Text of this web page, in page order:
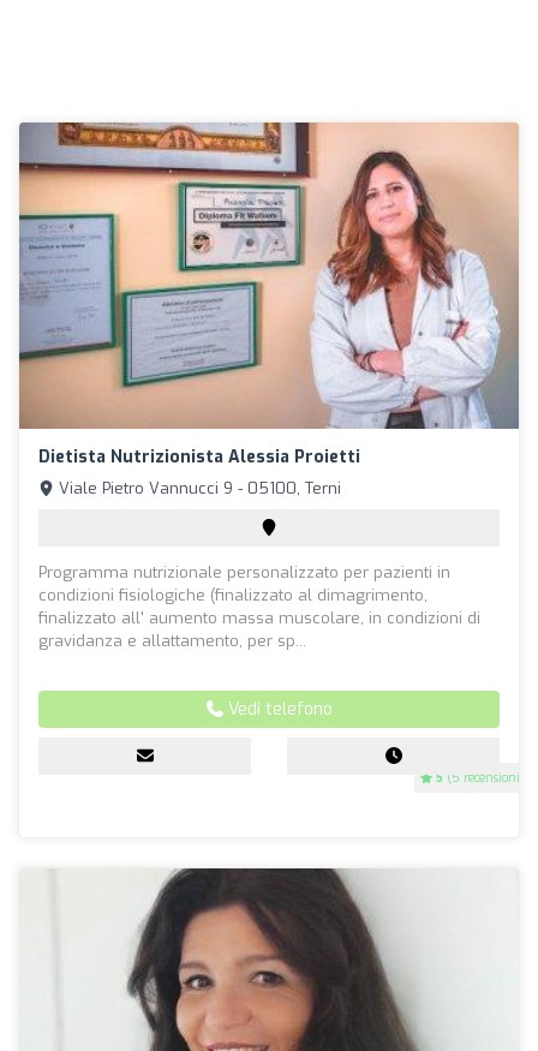
Dietista Nutrizionista Alessia Proietti
5 (5 recensioni)
Viale Pietro Vannucci 9 - 05100, Terni
Programma nutrizionale personalizzato per pazienti in
condizioni fisiologiche (finalizzato al dimagrimento,
finalizzato all' aumento massa muscolare, in condizioni di
gravidanza e allattamento, per sp...
Vedi telefono